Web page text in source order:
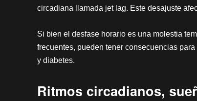
circadiana llamada jet lag. Este desajuste
Si bien el desfase horario es una molestia
frecuentes, pueden tener consecuencias
y diabetes.
Ritmos circadianos,